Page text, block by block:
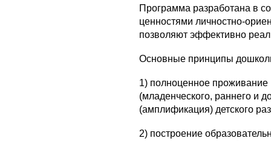
Программа разработана в
ценностями личностно-
позволяют эффективно
Основные принципы
1) полноценное проживание
(младенческого, раннего и
(амплификация) детского
2) построение